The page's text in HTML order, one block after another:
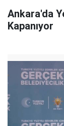
Ankara'da
Kapanıyor